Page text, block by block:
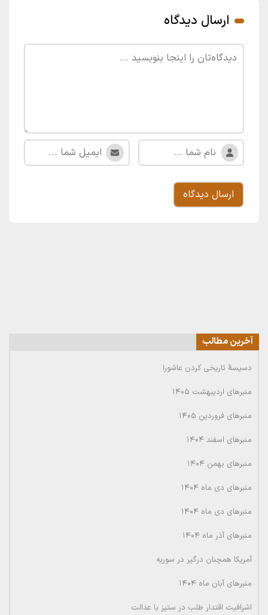
ارسال دیدگاه
آخرین مطالب
دسیسۀ تاریخی کردن عاشورا
منبرهای اردیبهشت ۱۴۰۵
منبرهای فروردین ۱۴۰۵
منبرهای اسفند ۱۴۰۴
منبرهای بهمن ۱۴۰۴
منبرهای دی ماه ۱۴۰۴
منبرهای دی ماه ۱۴۰۴
منبرهای آذر ماه ۱۴۰۴
آمریکا همچنان درگیر در سوریه
منبرهای آبان ماه ۱۴۰۴
اشرافیت اقتدار طلب در ستیز با عدالت